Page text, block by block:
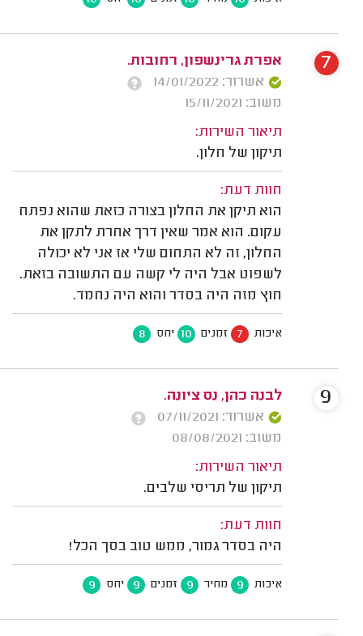
אפרת גרינשפון, רחובות.
אשרור: 14/01/2022
משוב: 15/11/2021
תיאור השירות:
תיקון של חלון.
חוות דעת:
הוא תיקן את החלון בצורה כזאת שהוא נפתח
עקום. הוא אמר שאין דרך אחרת לתקן את
החלון, זה לא התחום שלי אז אני לא יכולה
לשפוט אבל היה לי קשה עם התשובה בזאת.
חוץ מזה היה בסדר והוא היה נחמד.
איכות 7 זמנים 10 יחס 8
7
לבנה כהן, נס ציונה.
אשרור: 07/11/2021
משוב: 08/08/2021
תיאור השירות:
תיקון של תריסי שלבים.
חוות דעת:
היה בסדר גמור, ממש טוב בסך הכל!
איכות 9 מחיר 9 זמנים 9 יחס 9
9